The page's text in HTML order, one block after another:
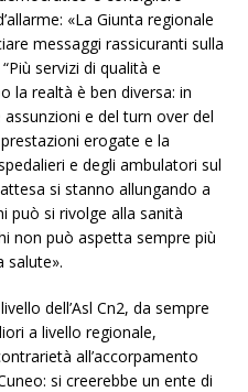
«La Giunta regionale
messaggi rassicuranti sulla
servizi di qualità e
la realtà è ben diversa: in
e del turn over del
erogate e la
e degli ambulatori sul
si stanno allungando a
può si rivolge alla sanità
non può aspetta sempre più
salute».
dell’Asl Cn2, da sempre
a livello regionale,
all’accorpamento
si creerebbe un ente di